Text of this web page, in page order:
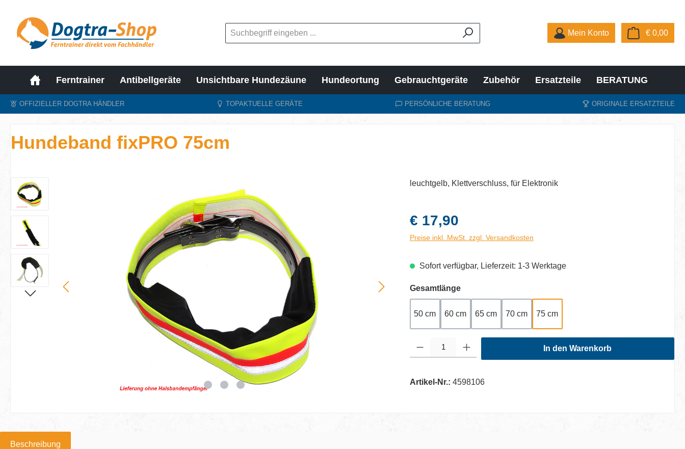
Mein Konto € 0,00
Ferntrainer Antibellgeräte Unsichtbare Hundezäune Hundeortung Gebrauchtgeräte Zubehör Ersatzteile BERATUNG
OFFIZIELLER DOGTRA HÄNDLER TOPAKTUELLE GERÄTE PERSÖNLICHE BERATUNG ORIGINALE ERSATZTEILE
Hundeband fixPRO 75cm
Bildergalerie überspringen leuchtgelb, Klettverschluss, für Elektronik
Regulärer Preis:
€ 17,90
Preise inkl. MwSt. zzgl. Versandkosten
Sofort verfügbar, Lieferzeit: 1-3 Werktage
Gesamtlängeauswählen
50 cm 60 cm 65 cm 70 cm 75 cm
Produkt Anzahl: Gib den gewünschten Wert ein oder benutze die Schaltflächen um
In den Warenkorb
Artikel-Nr.: 4598106
Beschreibung